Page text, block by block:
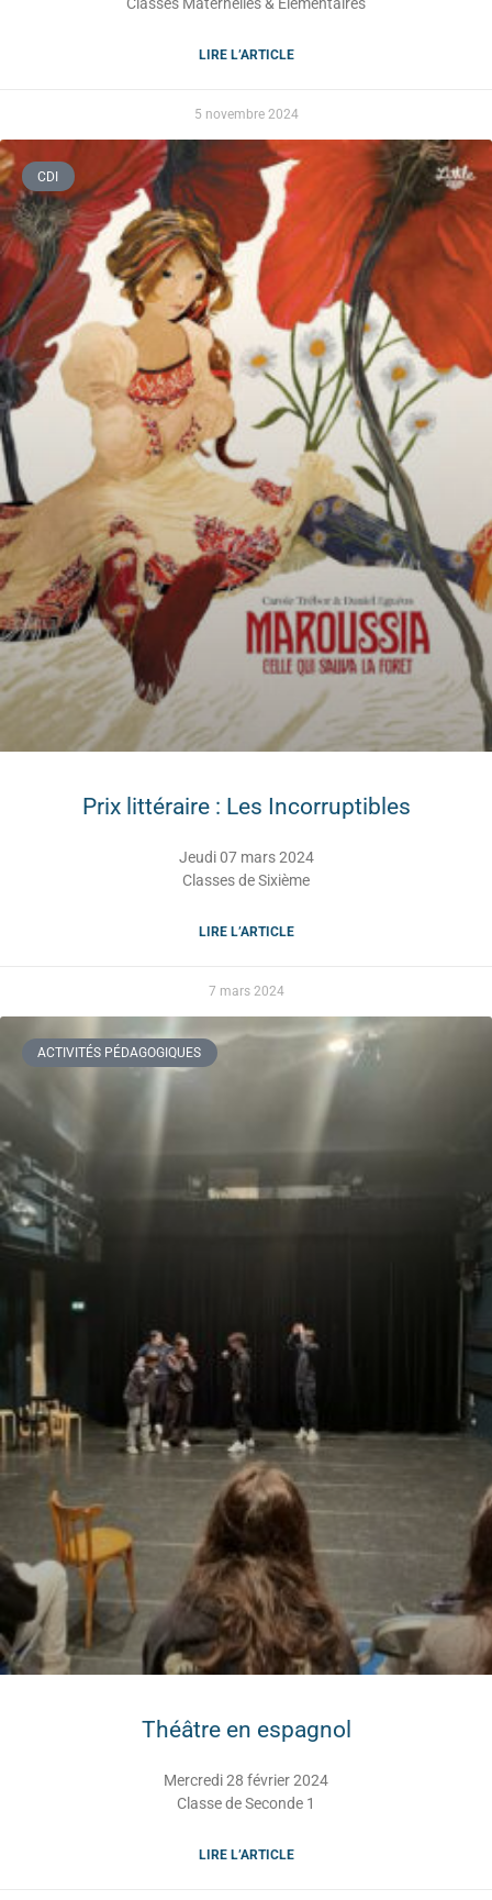
Classes Maternelles & Élémentaires
LIRE L’ARTICLE
5 novembre 2024
CDI
Prix littéraire : Les Incorruptibles
Jeudi 07 mars 2024
Classes de Sixième
LIRE L’ARTICLE
7 mars 2024
ACTIVITÉS PÉDAGOGIQUES
Théâtre en espagnol
Mercredi 28 février 2024
Classe de Seconde 1
LIRE L’ARTICLE